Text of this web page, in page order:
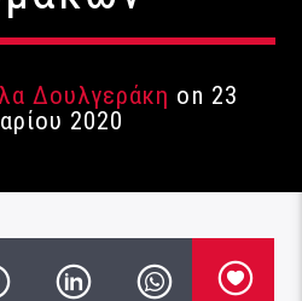
Δουλγεράκη on 23
2020